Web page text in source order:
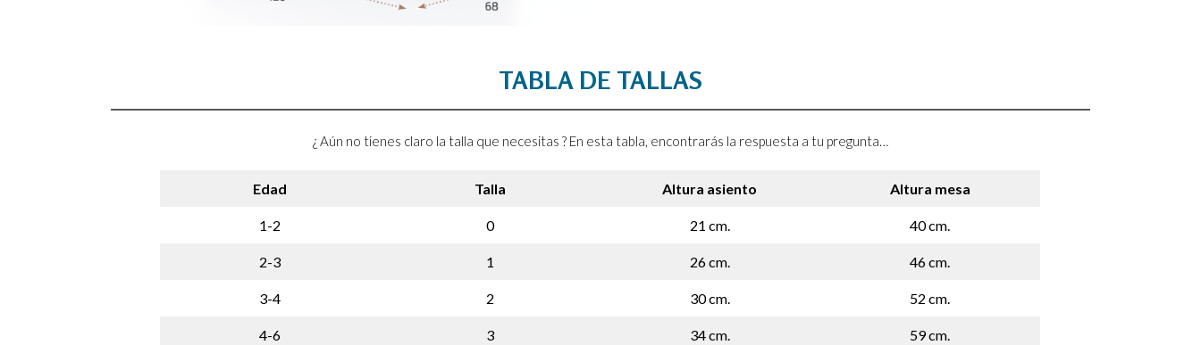
TABLA DE TALLAS
¿ Aún no tienes claro la talla que necesitas ? En esta tabla, encontrarás la respuesta a tu pregunta…
Edad Talla Altura asiento Altura mesa
1-2 0 21 cm. 40 cm.
2-3 1 26 cm. 46 cm.
3-4 2 30 cm. 52 cm.
4-6 3 34 cm. 59 cm.